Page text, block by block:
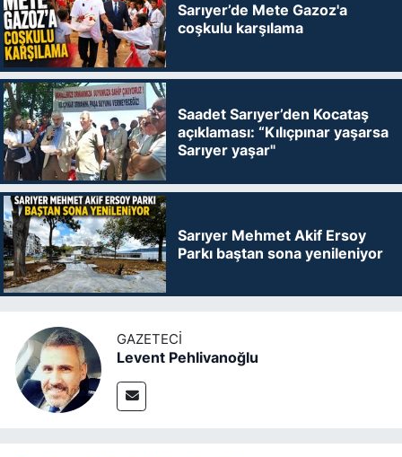
Sarıyer’de Mete Gazoz'a
coşkulu karşılama
Saadet Sarıyer’den Kocataş
açıklaması: “Kılıçpınar yaşarsa
Sarıyer yaşar"
Sarıyer Mehmet Akif Ersoy
Parkı baştan sona yenileniyor
GAZETECI
Levent Pehlivanoğlu